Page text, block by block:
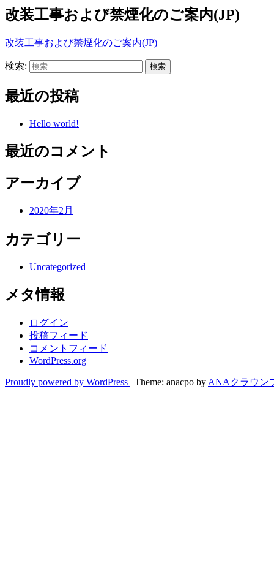
改装工事および禁煙化のご案内(JP)
改装工事および禁煙化のご案内(JP)
検索:
最近の投稿
Hello world!
最近のコメント
アーカイブ
2020年2月
カテゴリー
Uncategorized
メタ情報
ログイン
投稿フィード
コメントフィード
WordPress.org
Proudly powered by WordPress | Theme: anacpo by ANAクラウン